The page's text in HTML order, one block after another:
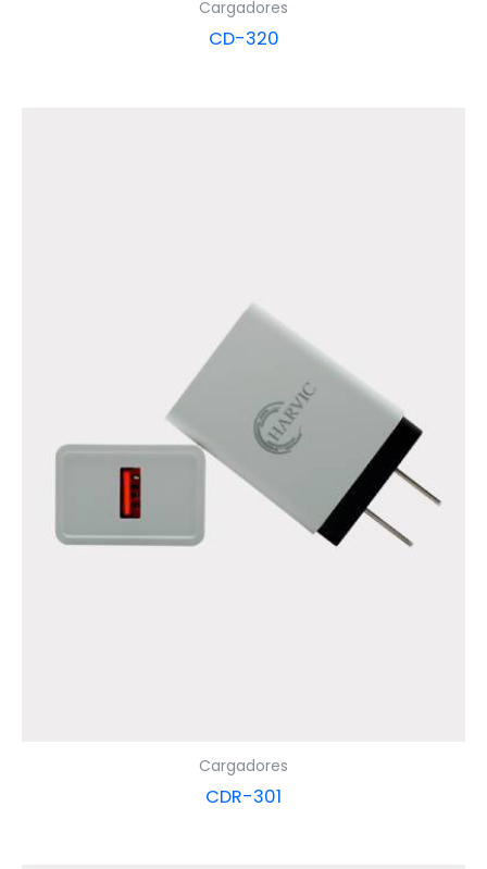
Cargadores
CD-320
Cargadores
CDR-301